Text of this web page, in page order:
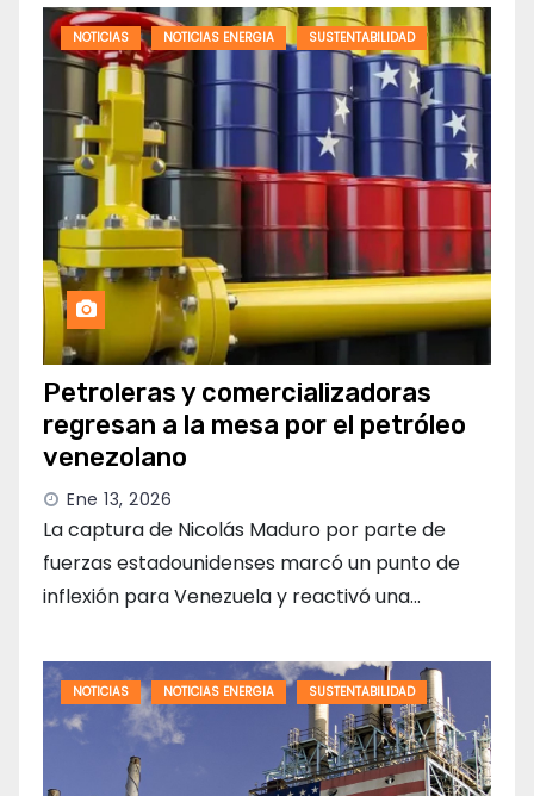
NOTICIAS NOTICIAS ENERGIA SUSTENTABILIDAD
Petroleras y comercializadoras
regresan a la mesa por el petróleo
venezolano
Ene 13, 2026
La captura de Nicolás Maduro por parte de
fuerzas estadounidenses marcó un punto de
inflexión para Venezuela y reactivó una…
NOTICIAS NOTICIAS ENERGIA SUSTENTABILIDAD